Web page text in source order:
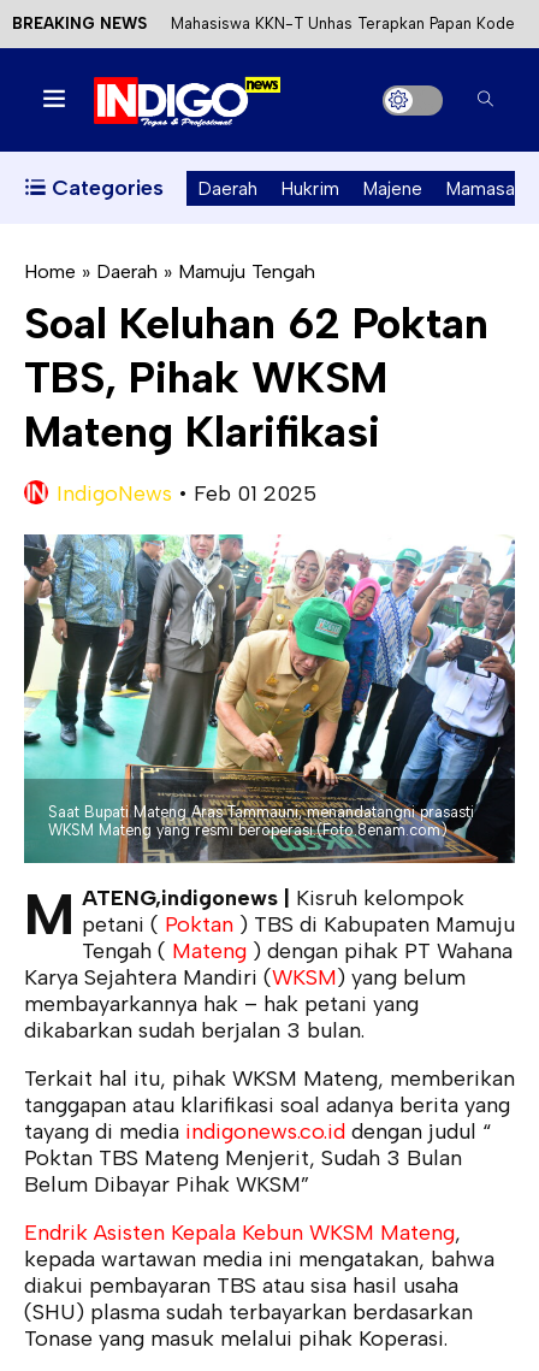
BREAKING NEWS Mahasiswa KKN-T Unhas Terapkan Papan Kode
Etik Wisata di Pantai Lawere Desa Lotang Salo
Satu DPO Pengeroyokan SPBU Tapalang
Ditangkap, Satu Lagi Kabur ke Kalimantan
Perizinan Air Tanah melalui Aplikasi SAPO
Kecewa Kapolresta Absen, APPK Mamuju
Soroti Kejanggalan Kasus Tambang Emas Ilegal
Categories Daerah Hukrim Majene Mamasa
Home » Daerah » Mamuju Tengah
Soal Keluhan 62 Poktan
TBS, Pihak WKSM
Mateng Klarifikasi
IndigoNews • Feb 01 2025
Saat Bupati Mateng Aras Tammauni, menandatangni prasasti
WKSM Mateng yang resmi beroperasi.(Foto.8enam.com)
M ATENG,indigonews | Kisruh kelompok
petani ( Poktan ) TBS di Kabupaten Mamuju
Tengah ( Mateng ) dengan pihak PT Wahana
Karya Sejahtera Mandiri (WKSM) yang belum
membayarkannya hak – hak petani yang
dikabarkan sudah berjalan 3 bulan.
Terkait hal itu, pihak WKSM Mateng, memberikan
tanggapan atau klarifikasi soal adanya berita yang
tayang di media indigonews.co.id dengan judul “
Poktan TBS Mateng Menjerit, Sudah 3 Bulan
Belum Dibayar Pihak WKSM”
Endrik Asisten Kepala Kebun WKSM Mateng,
kepada wartawan media ini mengatakan, bahwa
diakui pembayaran TBS atau sisa hasil usaha
(SHU) plasma sudah terbayarkan berdasarkan
Tonase yang masuk melalui pihak Koperasi.